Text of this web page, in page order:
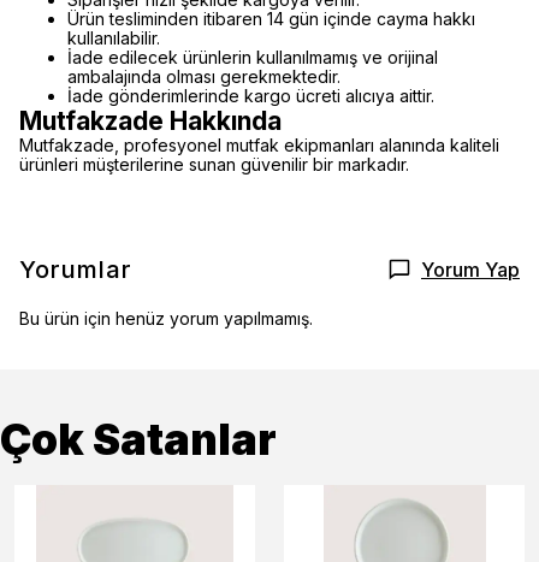
Ürün tesliminden itibaren 14 gün içinde cayma hakkı
kullanılabilir.
İade edilecek ürünlerin kullanılmamış ve orijinal
ambalajında olması gerekmektedir.
İade gönderimlerinde kargo ücreti alıcıya aittir.
Mutfakzade Hakkında
Mutfakzade, profesyonel mutfak ekipmanları alanında kaliteli
ürünleri müşterilerine sunan güvenilir bir markadır.
Yorumlar Yorum Yap
Bu ürün için henüz yorum yapılmamış.
Çok Satanlar